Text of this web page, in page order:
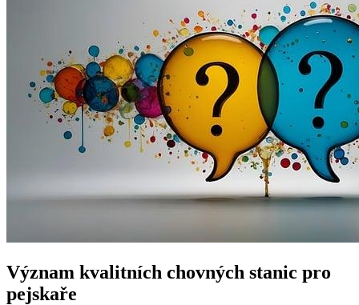
Význam kvalitních chovných stanic pro
pejskaře